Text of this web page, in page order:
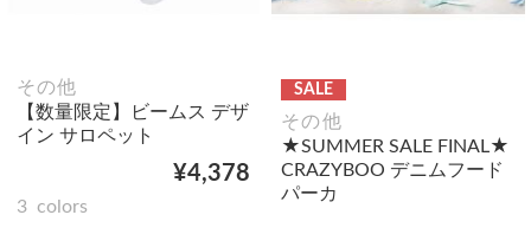
その他
【数量限定】ビームス デザ
イン サロペット
¥4,378
3 colors
SALE
その他
★SUMMER SALE FINAL★
CRAZYBOO デニムフード
パーカ